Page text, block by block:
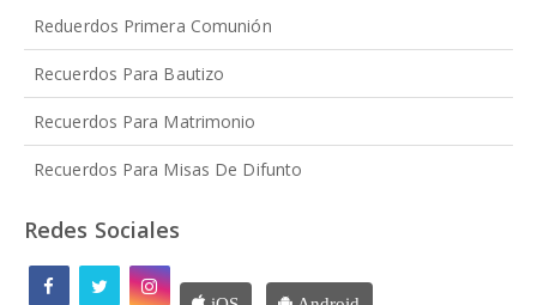
Reduerdos Primera Comunión
Recuerdos Para Bautizo
Recuerdos Para Matrimonio
Recuerdos Para Misas De Difunto
Redes Sociales